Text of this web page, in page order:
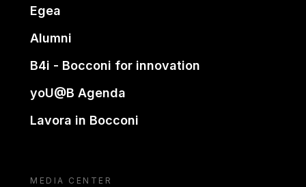
Egea
Alumni
B4i - Bocconi for innovation
yoU@B Agenda
Lavora in Bocconi
MEDIA CENTER